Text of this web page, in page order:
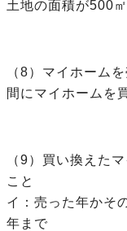
土地の面積が500
（8）マイホーム
間にマイホームを
（9）買い換えた
こと
イ：売った年かそ
年まで